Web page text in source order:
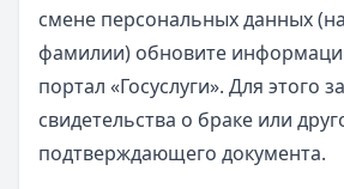
смене персональных данных
фамилии) обновите
портал «Госуслуги». Для этого
свидетельства о браке или
подтверждающего документа.